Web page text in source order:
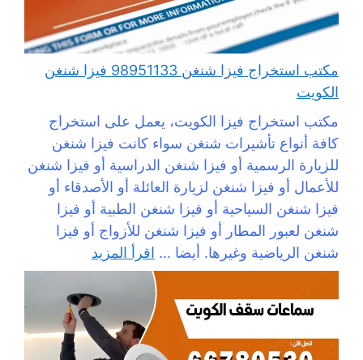
مكتب استخراج فيزا شنغن 98951133 فيزا شنغن
الكويت
مكتب استخراج فيزا الكويت، يعمل على استخراج
كافة أنواع تأشيرات شنغن سواء كانت فيزا شنغن
للزيارة الرسمية أو فيزا شنغن الدراسية أو فيزا شنغن
للأعمال أو فيزا شنغن لزيارة العائلة أو الأصدقاء أو
فيزا شنغن السياحية أو فيزا شنغن الطبية أو فيزا
شنغن لعبور المطار أو فيزا شنغن للأزواج أو فيزا
شنغن الرياضية وغيرها. أيضا ... اقرأ المزيد